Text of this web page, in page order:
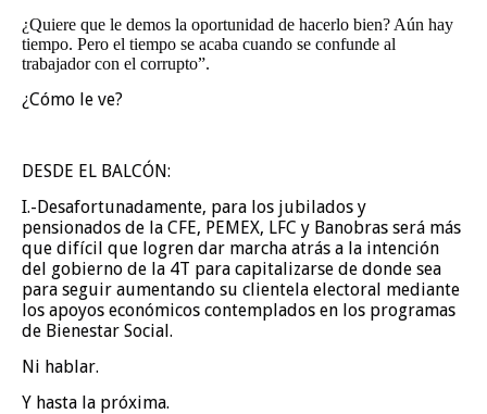
¿Quiere que le demos la oportunidad de hacerlo bien? Aún hay
tiempo. Pero el tiempo se acaba cuando se confunde al
trabajador con el corrupto”.
¿Cómo le ve?
DESDE EL BALCÓN:
I.-Desafortunadamente, para los jubilados y
pensionados de la CFE, PEMEX, LFC y Banobras será más
que difícil que logren dar marcha atrás a la intención
del gobierno de la 4T para capitalizarse de donde sea
para seguir aumentando su clientela electoral mediante
los apoyos económicos contemplados en los programas
de Bienestar Social.
Ni hablar.
Y hasta la próxima.